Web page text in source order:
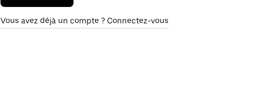
Vous avez déjà un compte ? Connectez-vous